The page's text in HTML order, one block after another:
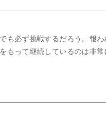
も必ず挑戦するだろう。報
もって継続しているのは非